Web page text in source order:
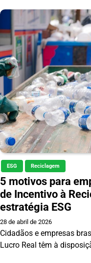
ESG Reciclagem
5 motivos para
de Incentivo à
estratégia ESG
28 de abril de 2026
Cidadãos e empresas
Lucro Real têm à